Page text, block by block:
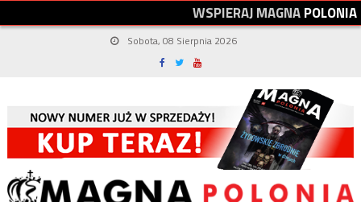
WSPIERAJMAGNAPOLONIA
Sobota, 08 Sierpnia 2026